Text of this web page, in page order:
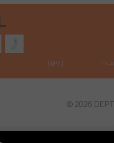
© 2026 DEPT